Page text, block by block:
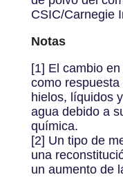
CSIC/Carnegie
Notas
[1] El cambio
como
hielos, líquidos
agua debido a
química.
[2] Un tipo de
una
un aumento de